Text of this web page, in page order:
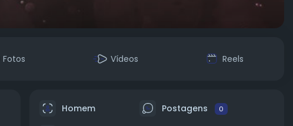
Fotos Vídeos Reels
Homem Postagens 0